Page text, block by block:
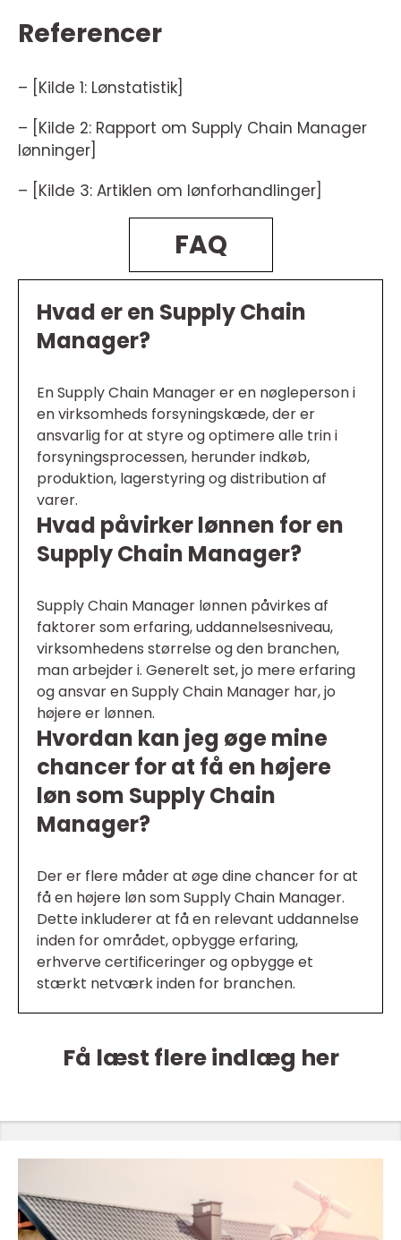
Referencer
– [Kilde 1: Lønstatistik]
– [Kilde 2: Rapport om Supply Chain Manager
lønninger]
– [Kilde 3: Artiklen om lønforhandlinger]
FAQ
Hvad er en Supply Chain
Manager?
En Supply Chain Manager er en nøgleperson i
en virksomheds forsyningskæde, der er
ansvarlig for at styre og optimere alle trin i
forsyningsprocessen, herunder indkøb,
produktion, lagerstyring og distribution af
varer.
Hvad påvirker lønnen for en
Supply Chain Manager?
Supply Chain Manager lønnen påvirkes af
faktorer som erfaring, uddannelsesniveau,
virksomhedens størrelse og den branchen,
man arbejder i. Generelt set, jo mere erfaring
og ansvar en Supply Chain Manager har, jo
højere er lønnen.
Hvordan kan jeg øge mine
chancer for at få en højere
løn som Supply Chain
Manager?
Der er flere måder at øge dine chancer for at
få en højere løn som Supply Chain Manager.
Dette inkluderer at få en relevant uddannelse
inden for området, opbygge erfaring,
erhverve certificeringer og opbygge et
stærkt netværk inden for branchen.
Få læst flere indlæg her